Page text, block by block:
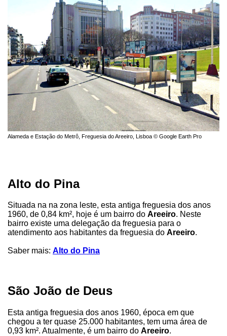
Alameda e Estação do Metrô, Freguesia do Areeiro, Lisboa © Google Earth Pro
Alto do Pina
Situada na na zona leste, esta antiga freguesia dos anos
1960, de 0,84 km², hoje é um bairro do Areeiro. Neste
bairro existe uma delegação da freguesia para o
atendimento aos habitantes da freguesia do Areeiro.
Saber mais: Alto do Pina
São João de Deus
Esta antiga freguesia dos anos 1960, época em que
chegou a ter quase 25.000 habitantes, tem uma área de
0,93 km². Atualmente, é um bairro do Areeiro.